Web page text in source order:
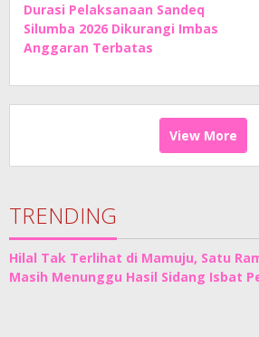
Durasi Pelaksanaan Sandeq
Silumba 2026 Dikurangi Imbas
Anggaran Terbatas
View More
TRENDING
Hilal Tak Terlihat di Mamuju, Satu
Masih Menunggu Hasil Sidang Isbat